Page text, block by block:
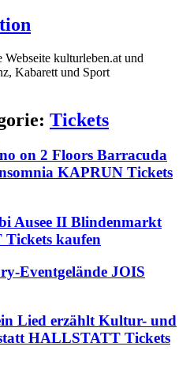
kulturleben.at und
Kabarett und Sport
Tickets
on 2 Floors Barracuda
KAPRUN Tickets
Ausee II Blindenmarkt
kaufen
Eventgelände JOIS
Lied erzählt Kultur- und
HALLSTATT Tickets